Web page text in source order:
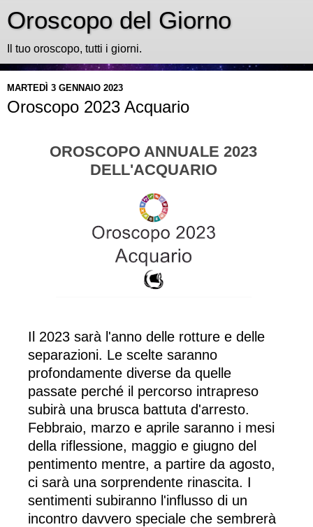
Oroscopo del Giorno
Il tuo oroscopo, tutti i giorni.
MARTEDÌ 3 GENNAIO 2023
Oroscopo 2023 Acquario
OROSCOPO ANNUALE 2023
DELL'ACQUARIO
Il 2023 sarà l'anno delle rotture e delle
separazioni. Le scelte saranno
profondamente diverse da quelle
passate perché il percorso intrapreso
subirà una brusca battuta d'arresto.
Febbraio, marzo e aprile saranno i mesi
della riflessione, maggio e giugno del
pentimento mentre, a partire da agosto,
ci sarà una sorprendente rinascita. I
sentimenti subiranno l'influsso di un
incontro davvero speciale che sembrerà